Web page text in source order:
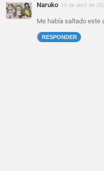
Naruko 19 de abril de
Me había saltado este
RESPONDER